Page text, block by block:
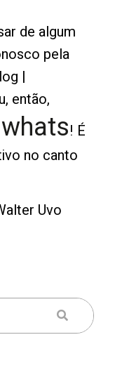
de algum
pela
|
então,
! É
no canto
Uvo